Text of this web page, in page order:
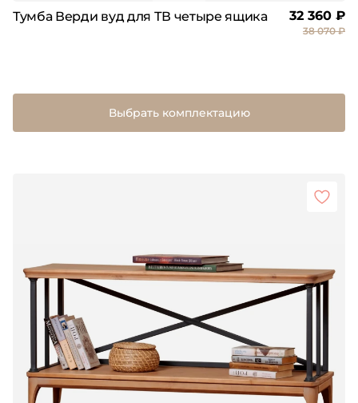
Тумба Верди вуд для ТВ четыре ящика 32 360 ₽
38 070 ₽
Выбрать комплектацию